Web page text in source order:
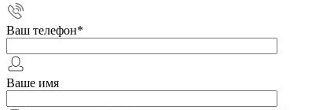
Ваш телефон*
Ваше имя